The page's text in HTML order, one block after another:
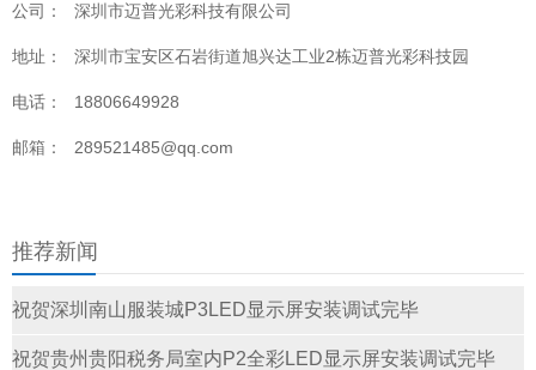
公司： 深圳市迈普光彩科技有限公司
地址： 深圳市宝安区石岩街道旭兴达工业2栋迈普光彩科技园
电话： 18806649928
邮箱： 289521485@qq.com
推荐新闻
祝贺深圳南山服装城P3LED显示屏安装调试完毕
祝贺贵州贵阳税务局室内P2全彩LED显示屏安装调试完毕